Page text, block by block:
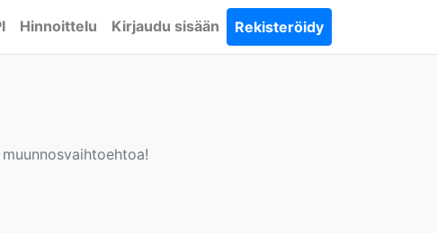
Hinnoittelu Kirjaudu sisään Rekisteröidy